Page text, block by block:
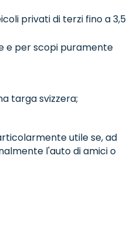
privati di terzi fino a 3,5
e per scopi puramente
targa svizzera;
utile se, ad
l'auto di amici o